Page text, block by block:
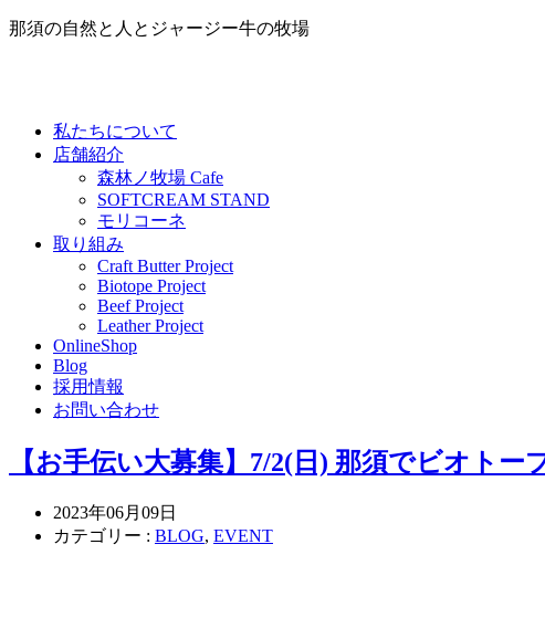
那須の自然と人とジャージー牛の牧場
私たちについて
店舗紹介
森林ノ牧場 Cafe
SOFTCREAM STAND
モリコーネ
取り組み
Craft Butter Project
Biotope Project
Beef Project
Leather Project
OnlineShop
Blog
採用情報
お問い合わせ
【お手伝い大募集】7/2(日) 那須でビオトー
2023年06月09日
カテゴリー : BLOG, EVENT